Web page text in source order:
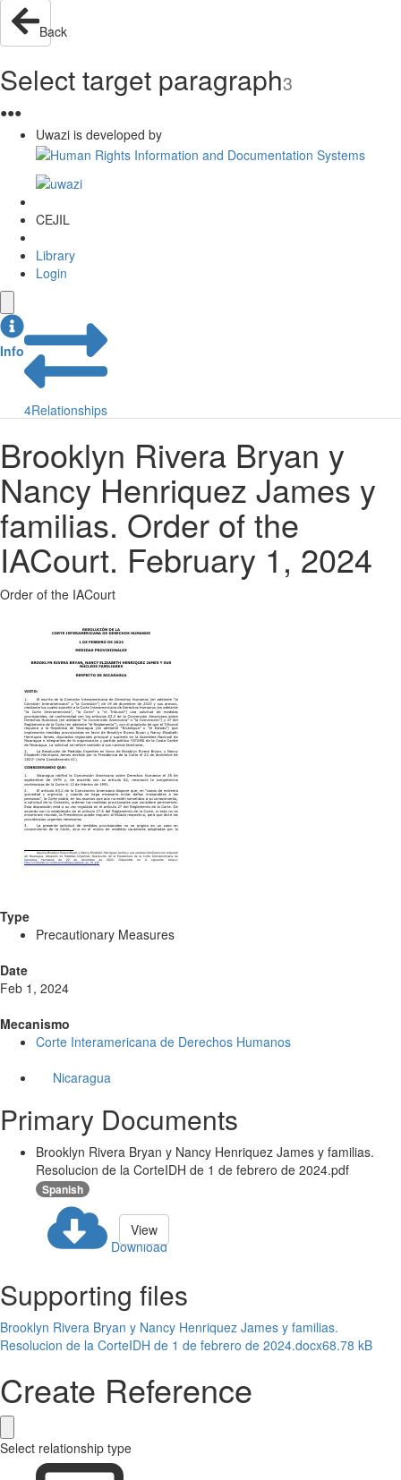
Back
Select target paragraph3
●●●
Uwazi is developed by
CEJIL
Library
Login
Info
4Relationships
Brooklyn Rivera Bryan y
Nancy Henriquez James y
familias. Order of the
IACourt. February 1, 2024
Order of the IACourt
Type
Precautionary Measures
Date
Feb 1, 2024
Mecanismo
Corte Interamericana de Derechos Humanos
Nicaragua
Primary Documents
Brooklyn Rivera Bryan y Nancy Henriquez James y familias.
Resolucion de la CorteIDH de 1 de febrero de 2024.pdf
Spanish
Download
View
Supporting files
Brooklyn Rivera Bryan y Nancy Henriquez James y familias.
Resolucion de la CorteIDH de 1 de febrero de 2024.docx68.78 kB
Create Reference
Select relationship type